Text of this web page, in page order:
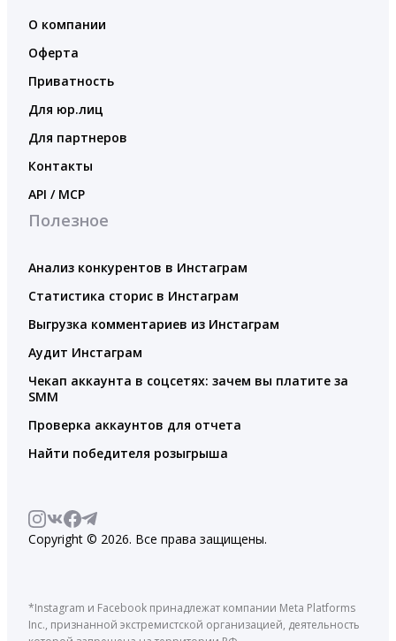
О компании
Оферта
Приватность
Для юр.лиц
Для партнеров
Контакты
API / MCP
Полезное
Анализ конкурентов в Инстаграм
Статистика сторис в Инстаграм
Выгрузка комментариев из Инстаграм
Аудит Инстаграм
Чекап аккаунта в соцсетях: зачем вы платите за
SMM
Проверка аккаунтов для отчета
Найти победителя розыгрыша
Copyright © 2026. Все права защищены.
*Instagram и Facebook принадлежат компании Meta Platforms
Inc., признанной экстремистской организацией, деятельность